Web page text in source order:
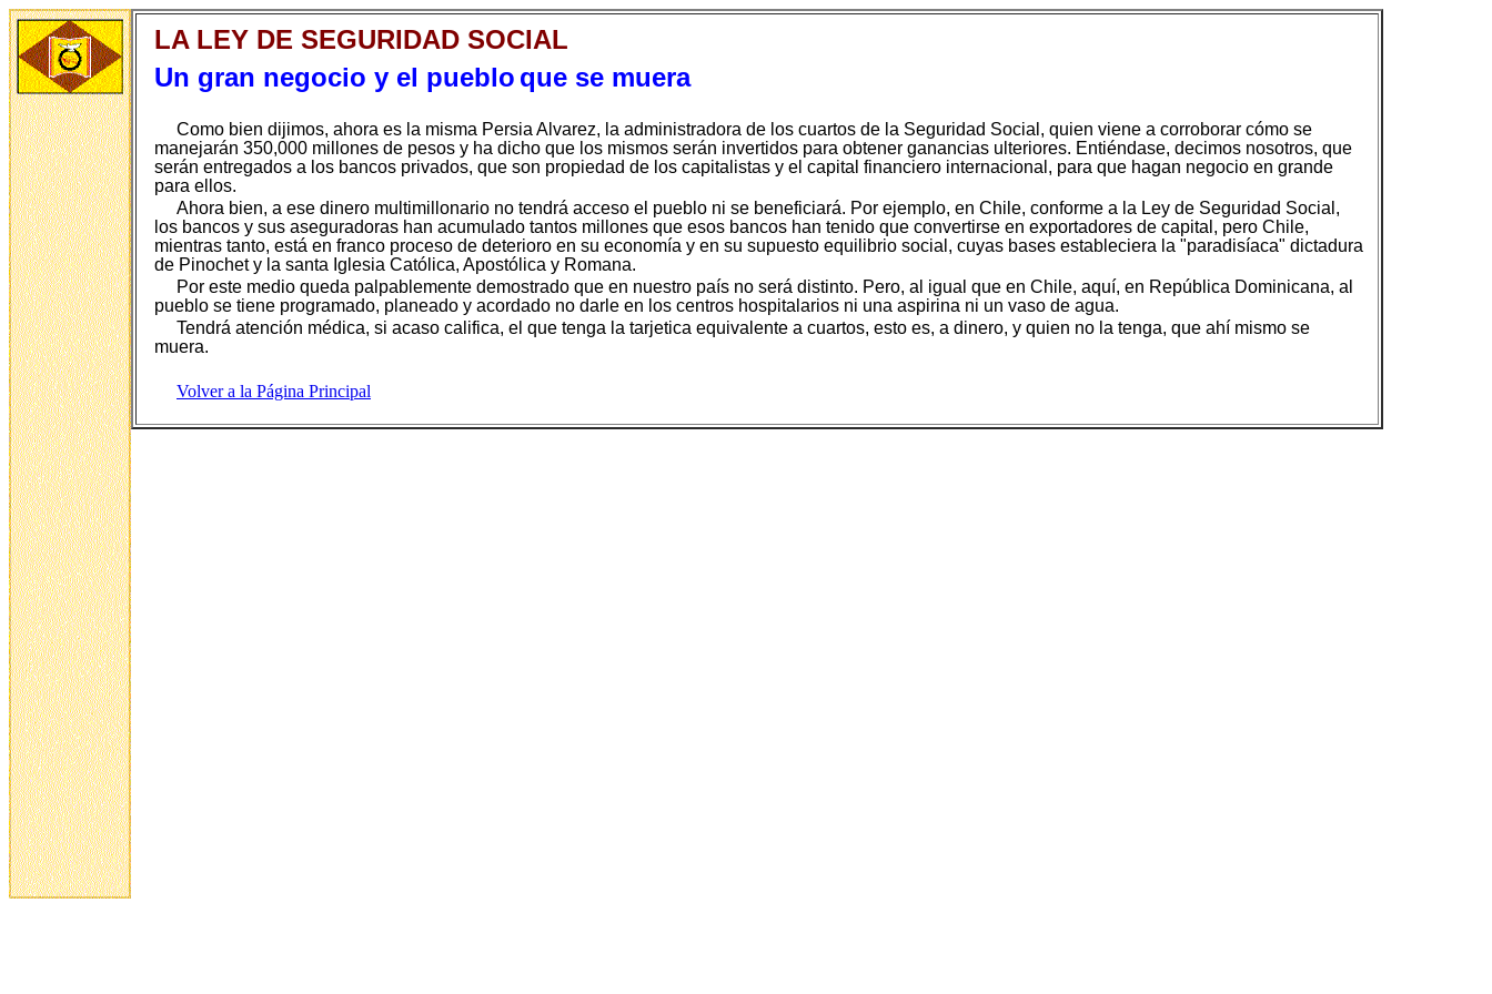
LA LEY DE SEGURIDAD SOCIAL
Un gran negocio y el pueblo que se muera
Como bien dijimos, ahora es la misma Persia Alvarez, la administradora de los cuartos de la Seguridad Social, quien viene a corroborar cómo se
manejarán 350,000 millones de pesos y ha dicho que los mismos serán invertidos para obtener ganancias ulteriores. Entiéndase, decimos nosotros, que
serán entregados a los bancos privados, que son propiedad de los capitalistas y el capital financiero internacional, para que hagan negocio en grande
para ellos.
Ahora bien, a ese dinero multimillonario no tendrá acceso el pueblo ni se beneficiará. Por ejemplo, en Chile, conforme a la Ley de Seguridad Social,
los bancos y sus aseguradoras han acumulado tantos millones que esos bancos han tenido que convertirse en exportadores de capital, pero Chile,
mientras tanto, está en franco proceso de deterioro en su economía y en su supuesto equilibrio social, cuyas bases estableciera la "paradisíaca" dictadura
de Pinochet y la santa Iglesia Católica, Apostólica y Romana.
Por este medio queda palpablemente demostrado que en nuestro país no será distinto. Pero, al igual que en Chile, aquí, en República Dominicana, al
pueblo se tiene programado, planeado y acordado no darle en los centros hospitalarios ni una aspirina ni un vaso de agua.
Tendrá atención médica, si acaso califica, el que tenga la tarjetica equivalente a cuartos, esto es, a dinero, y quien no la tenga, que ahí mismo se
muera.
Volver a la Página Principal